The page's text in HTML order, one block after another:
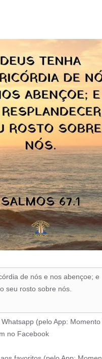
de nós e nos abençoe; e
seu rosto sobre nós.
(pelo App:
no Facebook